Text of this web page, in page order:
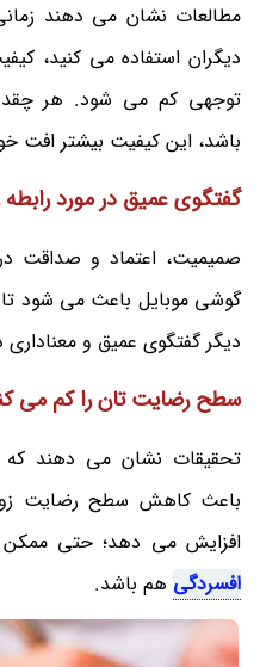
مطالعات نشان می دهند
دیگران استفاده می کنید،
توجهی کم می‌ شود. هر چقدر
باشد، این کیفیت بیشتر افت
گفتگوی عمیق در مورد
صمیمیت، اعتماد و صداقت
گوشی موبایل باعث می شود تا
دیگر گفتگوی عمیق و معناداری
سطح رضایت تان را کم می
تحقیقات نشان می دهند که
باعث کاهش سطح رضایت
افزایش می دهد؛ حتی ممکن
افسردگی هم باشد.